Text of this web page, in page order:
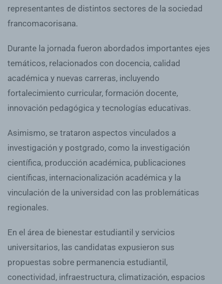
representantes de distintos sectores de la sociedad
francomacorisana.
Durante la jornada fueron abordados importantes ejes
temáticos, relacionados con docencia, calidad
académica y nuevas carreras, incluyendo
fortalecimiento curricular, formación docente,
innovación pedagógica y tecnologías educativas.
Asimismo, se trataron aspectos vinculados a
investigación y postgrado, como la investigación
científica, producción académica, publicaciones
científicas, internacionalización académica y la
vinculación de la universidad con las problemáticas
regionales.
En el área de bienestar estudiantil y servicios
universitarios, las candidatas expusieron sus
propuestas sobre permanencia estudiantil,
conectividad, infraestructura, climatización, espacios